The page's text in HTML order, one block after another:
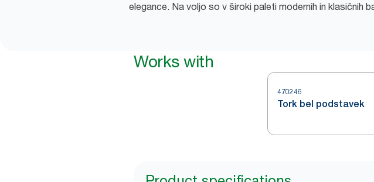
elegance. Na voljo so v široki paleti modernih in klasičnih
Works with
470246
Tork bel podstavek